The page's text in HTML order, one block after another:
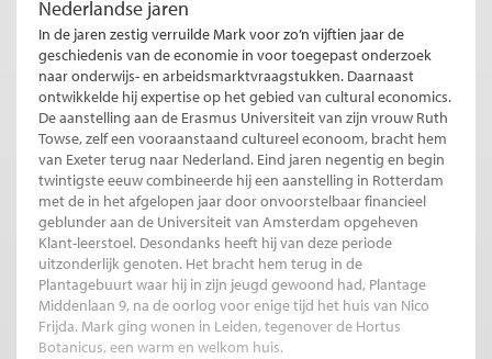
Nederlandse jaren
In de jaren zestig verruilde Mark voor zo’n vijftien jaar de
geschiedenis van de economie in voor toegepast onderzoek
naar onderwijs- en arbeidsmarktvraagstukken. Daarnaast
ontwikkelde hij expertise op het gebied van cultural economics.
De aanstelling aan de Erasmus Universiteit van zijn vrouw Ruth
Towse, zelf een vooraanstaand cultureel econoom, bracht hem
van Exeter terug naar Nederland. Eind jaren negentig en begin
twintigste eeuw combineerde hij een aanstelling in Rotterdam
met de in het afgelopen jaar door onvoorstelbaar financieel
geblunder aan de Universiteit van Amsterdam opgeheven
Klant-leerstoel. Desondanks heeft hij van deze periode
uitzonderlijk genoten. Het bracht hem terug in de
Plantagebuurt waar hij in zijn jeugd gewoond had, Plantage
Middenlaan 9, na de oorlog voor enige tijd het huis van Nico
Frijda. Mark ging wonen in Leiden, tegenover de Hortus
Botanicus, een warm en welkom huis.